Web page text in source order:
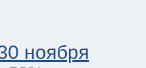
ноября